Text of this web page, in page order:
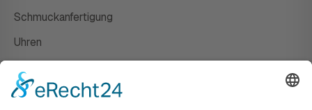
Schmuckanfertigung
Uhren